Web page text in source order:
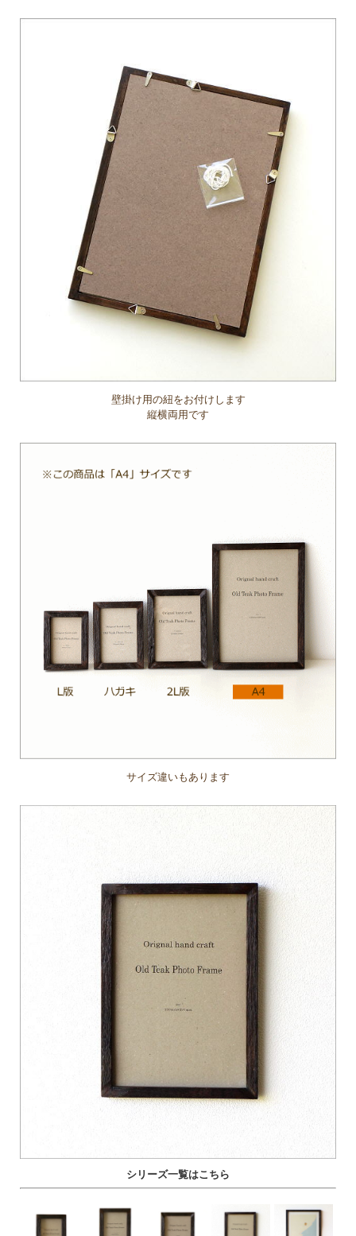
壁掛け用の紐をお付けします
縦横両用です
サイズ違いもあります
シリーズ一覧はこちら